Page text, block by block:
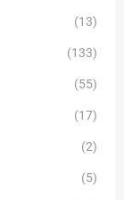
(13)
(133)
(55)
(17)
(2)
(5)